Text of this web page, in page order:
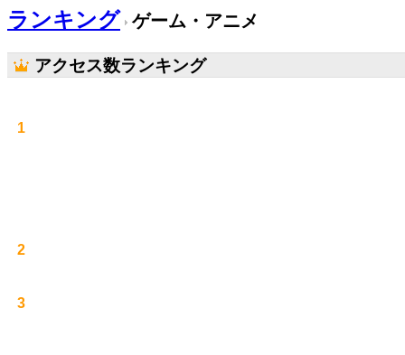
ランキング ゲーム・アニメ
アクセス数ランキング
1
2
3